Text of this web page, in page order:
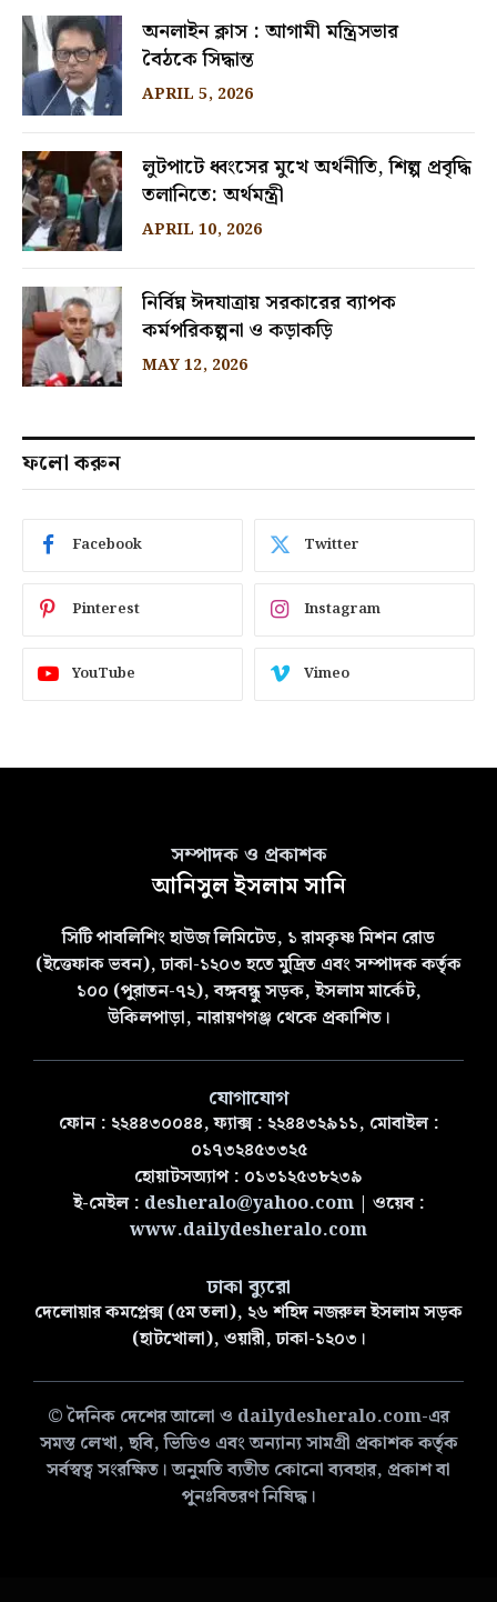
অনলাইন ক্লাস : আগামী মন্ত্রিসভার
বৈঠকে সিদ্ধান্ত
APRIL 5, 2026
লুটপাটে ধ্বংসের মুখে অর্থনীতি, শিল্প প্রবৃদ্ধি
তলানিতে: অর্থমন্ত্রী
APRIL 10, 2026
নির্বিঘ্ন ঈদযাত্রায় সরকারের ব্যাপক
কর্মপরিকল্পনা ও কড়াকড়ি
MAY 12, 2026
ফলো করুন
Facebook Twitter
Pinterest Instagram
YouTube Vimeo
সম্পাদক ও প্রকাশক
আনিসুল ইসলাম সানি
সিটি পাবলিশিং হাউজ লিমিটেড, ১ রামকৃষ্ণ মিশন রোড
(ইত্তেফাক ভবন), ঢাকা-১২০৩ হতে মুদ্রিত এবং সম্পাদক কর্তৃক
১০০ (পুরাতন-৭২), বঙ্গবন্ধু সড়ক, ইসলাম মার্কেট,
উকিলপাড়া, নারায়ণগঞ্জ থেকে প্রকাশিত।
যোগাযোগ
ফোন : ২২৪৪৩০০৪৪, ফ্যাক্স : ২২৪৪৩২৯১১, মোবাইল :
০১৭৩২৪৫৩৩২৫
হোয়াটসঅ্যাপ : ০১৩১২৫৩৮২৩৯
ই-মেইল : desheralo@yahoo.com| ওয়েব :
www.dailydesheralo.com
ঢাকা ব্যুরো
দেলোয়ার কমপ্লেক্স (৫ম তলা), ২৬ শহিদ নজরুল ইসলাম সড়ক
(হাটখোলা), ওয়ারী, ঢাকা-১২০৩।
© দৈনিক দেশের আলো ও dailydesheralo.com-এর
সমস্ত লেখা, ছবি, ভিডিও এবং অন্যান্য সামগ্রী প্রকাশক কর্তৃক
সর্বস্বত্ব সংরক্ষিত। অনুমতি ব্যতীত কোনো ব্যবহার, প্রকাশ বা
পুনঃবিতরণ নিষিদ্ধ।